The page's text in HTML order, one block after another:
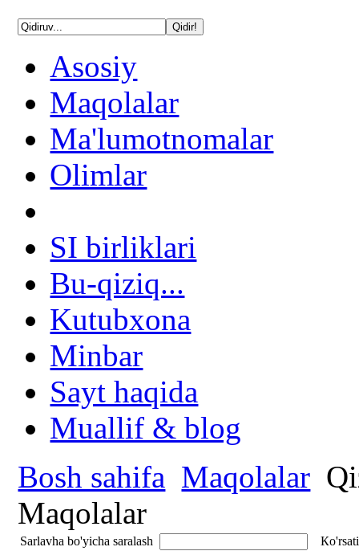
Asosiy
Maqolalar
Ma'lumotnomalar
Olimlar
SI birliklari
Bu-qiziq...
Kutubxona
Minbar
Sayt haqida
Muallif & blog
Bosh sahifa Maqolalar
Maqolalar
Sarlavha bo'yicha saralash